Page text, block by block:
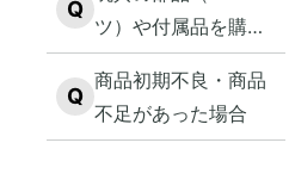
Q
ツ）や付属品を購入
したい
Q
商品初期不良・商品
不足があった場合